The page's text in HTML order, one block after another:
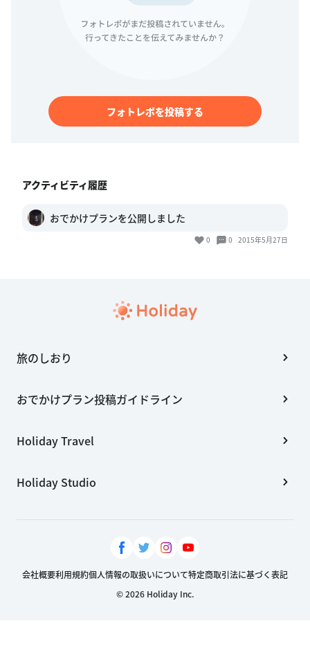
フォトレポを投稿する
アクティビティ履歴
おでかけプランを公開しました
0 0 2015年5月27日
旅のしおり
おでかけプラン投稿ガイドライン
Holiday Travel
Holiday Studio
会社概要利用規約個人情報の取扱いについて特定商取引法に基づく表記
© 2026 Holiday Inc.